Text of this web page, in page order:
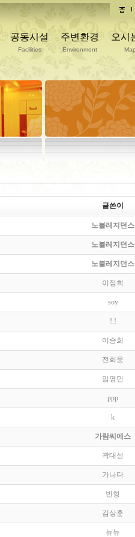
공동시설
Facilities
주변환경
Environment
오시
글쓴이
노블레지던스
노블레지던스
노블레지던스
이정희
soy
!.!
이승희
전희웅
임영민
ppp
k
가람씨에스
곽대성
가나다
빈형
김상훈
뉴뉴